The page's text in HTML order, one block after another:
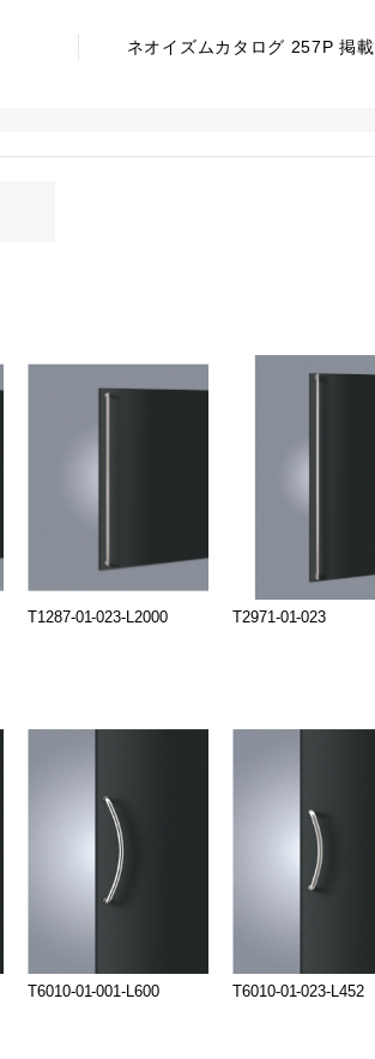
ネオイズムカタログ 257P 掲載
T1287-01-023-L2000 T2971-01-023
T6010-01-001-L600 T6010-01-023-L452